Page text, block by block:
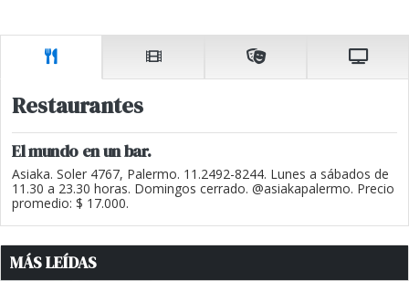
Restaurantes
El mundo en un bar.
Asiaka. Soler 4767, Palermo. 11.2492-8244. Lunes a sábados de
11.30 a 23.30 horas. Domingos cerrado. @asiakapalermo. Precio
promedio: $ 17.000.
MÁS LEÍDAS